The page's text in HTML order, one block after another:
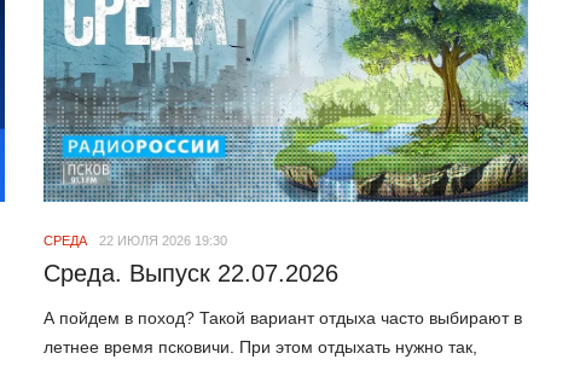
СРЕДА 22 ИЮЛЯ 2026 19:30
Среда. Выпуск 22.07.2026
А пойдем в поход? Такой вариант отдыха часто выбирают в
летнее время псковичи. При этом отдыхать нужно так,